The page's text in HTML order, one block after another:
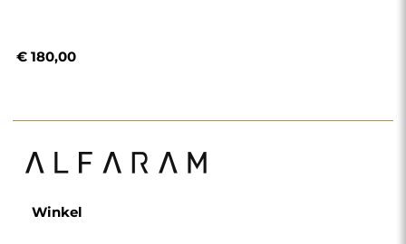
€ 180,00
Winkel